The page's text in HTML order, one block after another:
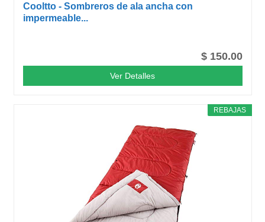
Cooltto - Sombreros de ala ancha con
impermeable...
$ 150.00
Ver Detalles
REBAJAS